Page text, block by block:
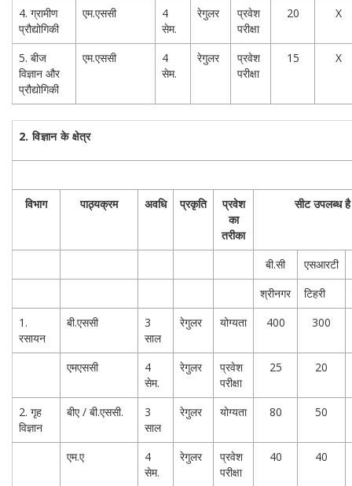
4. ग्रामीण
प्रौद्योगिकी
एम.एससी
4
सेम.
रेगुलर
प्रवेश
परीक्षा
20 X
5. बीज
विज्ञान और
प्रौद्योगिकी
एम.एससी
4
सेम.
रेगुलर
प्रवेश
परीक्षा
15 X
2.विज्ञान के क्षेत्र
विभाग पाठ्यक्रम अवधि प्रकृति
प्रवेश
का
तरीका
सीट उपलब्ध है
बी.सी
एसआरटी
श्रीनगर
टिहरी
1.
रसायन
बी.एससी
3
साल
रेगुलर योग्यता 400 300
एमएससी
4
सेम.
रेगुलर
प्रवेश
परीक्षा
25 20
2. गृह
विज्ञान
बीए / बी.एससी.
3
साल
रेगुलर योग्यता 80 50
एम.ए
4
सेम.
रेगुलर
प्रवेश
परीक्षा
40 40